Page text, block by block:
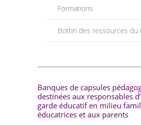
-- Conformité
---- Lois et Règlements du
-- Comment devenir RSGE
---- Rôle de la RSGE
Formations
Bottin des ressources du
Banques de capsules
destinées aux responsables
garde éducatif en milieu
éducatrices et aux parents